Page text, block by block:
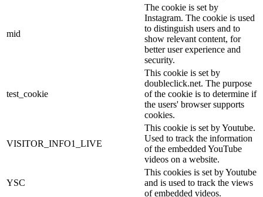
mid
The cookie is set by
Instagram. The cookie is used
to distinguish users and to
show relevant content, for
better user experience and
security.
test_cookie
This cookie is set by
doubleclick.net. The purpose
of the cookie is to determine if
the users' browser supports
cookies.
VISITOR_INFO1_LIVE
This cookie is set by Youtube.
Used to track the information
of the embedded YouTube
videos on a website.
YSC
This cookies is set by Youtube
and is used to track the views
of embedded videos.